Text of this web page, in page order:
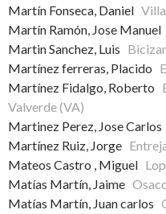
Martín Fonseca, Daniel
Martín Ramón, Jose Manuel
Martin Sanchez, Luis
Martínez ferreras, Placido
Martínez Fidalgo, Roberto
Valverde (VA)
Martinez Perez, Jose Carlos
Martínez Ruiz, Jorge
Mateos Castro , Miguel
Matías Martín, Jaime
Matías Martín, Juan carlos